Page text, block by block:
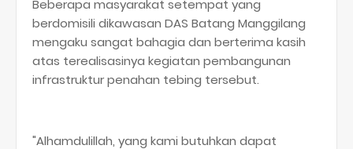
Beberapa masyarakat setempat yang
berdomisili dikawasan DAS Batang Manggilang
mengaku sangat bahagia dan berterima kasih
atas terealisasinya kegiatan pembangunan
infrastruktur penahan tebing tersebut.
"Alhamdulillah, yang kami butuhkan dapat